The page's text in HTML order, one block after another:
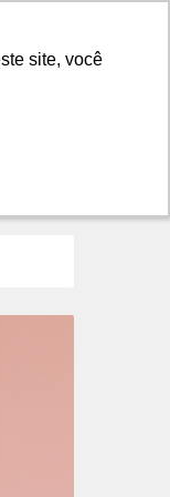
site, você
site, você